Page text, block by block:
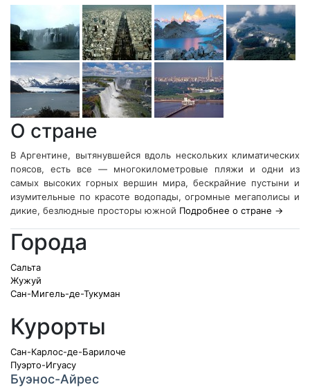
Города
Сальта
Жужуй
Сан-Мигель-де-Тукуман
Курорты
Сан-Карлос-де-Барилоче
Пуэрто-Игуасу
Буэнос-Айрес
О стране
В Аргентине, вытянувшейся вдоль нескольких климатических
поясов, есть все — многокилометровые пляжи и одни из
самых высоких горных вершин мира, бескрайние пустыни и
изумительные по красоте водопады, огромные мегаполисы и
дикие, безлюдные просторы южной Подробнее о стране →